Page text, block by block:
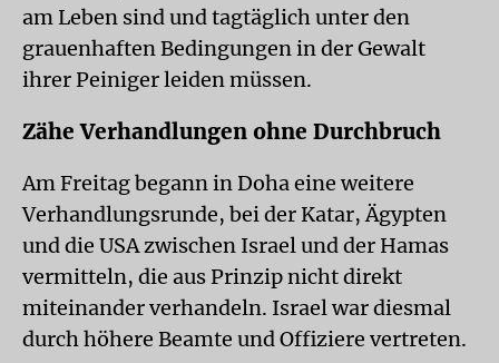
am Leben sind und tagtäglich unter den
grauenhaften Bedingungen in der Gewalt
ihrer Peiniger leiden müssen.
Zähe Verhandlungen ohne Durchbruch
Am Freitag begann in Doha eine weitere
Verhandlungsrunde, bei der Katar, Ägypten
und die USA zwischen Israel und der Hamas
vermitteln, die aus Prinzip nicht direkt
miteinander verhandeln. Israel war diesmal
durch höhere Beamte und Offiziere vertreten.